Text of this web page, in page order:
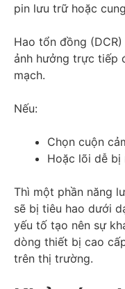
pin lưu trữ hoặc
Hao tổn đồng
ảnh hưởng trực tiếp
mạch.
Nếu:
Chọn cuộn
Hoặc lõi dễ bị
Thì một phần năng
sẽ bị tiêu hao dưới
yếu tố tạo nên sự
dòng thiết bị cao
trên thị trường.